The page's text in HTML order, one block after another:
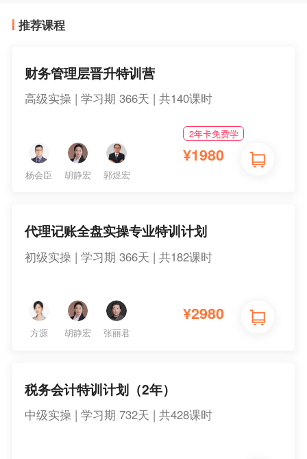
推荐课程
财务管理层晋升特训营
高级实操 | 学习期 366天 | 共140课时
杨会臣 胡静宏 郭煜宏
2年卡免费学
¥1980
代理记账全盘实操专业特训计划
初级实操 | 学习期 366天 | 共182课时
方源 胡静宏 张丽君
¥2980
税务会计特训计划（2年）
中级实操 | 学习期 732天 | 共428课时